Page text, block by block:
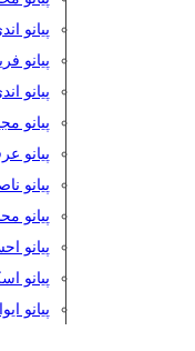
پیانو
پیانو
پیانو
پیانو
پیانو
پیانو
پیانو
پیانو
پیانو
پیانو